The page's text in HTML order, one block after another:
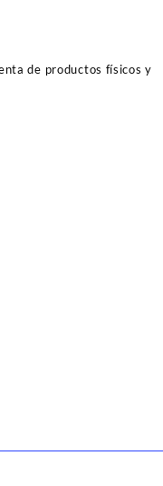
de productos físicos y